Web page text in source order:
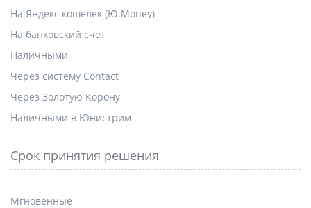
На Яндекс кошелек (Ю.Money)
На банковский счет
Наличными
Через систему Contact
Через Золотую Корону
Наличными в Юнистрим
Срок принятия решения
Мгновенные